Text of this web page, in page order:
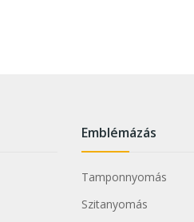
Emblémázás
Tamponnyomás
Szitanyomás